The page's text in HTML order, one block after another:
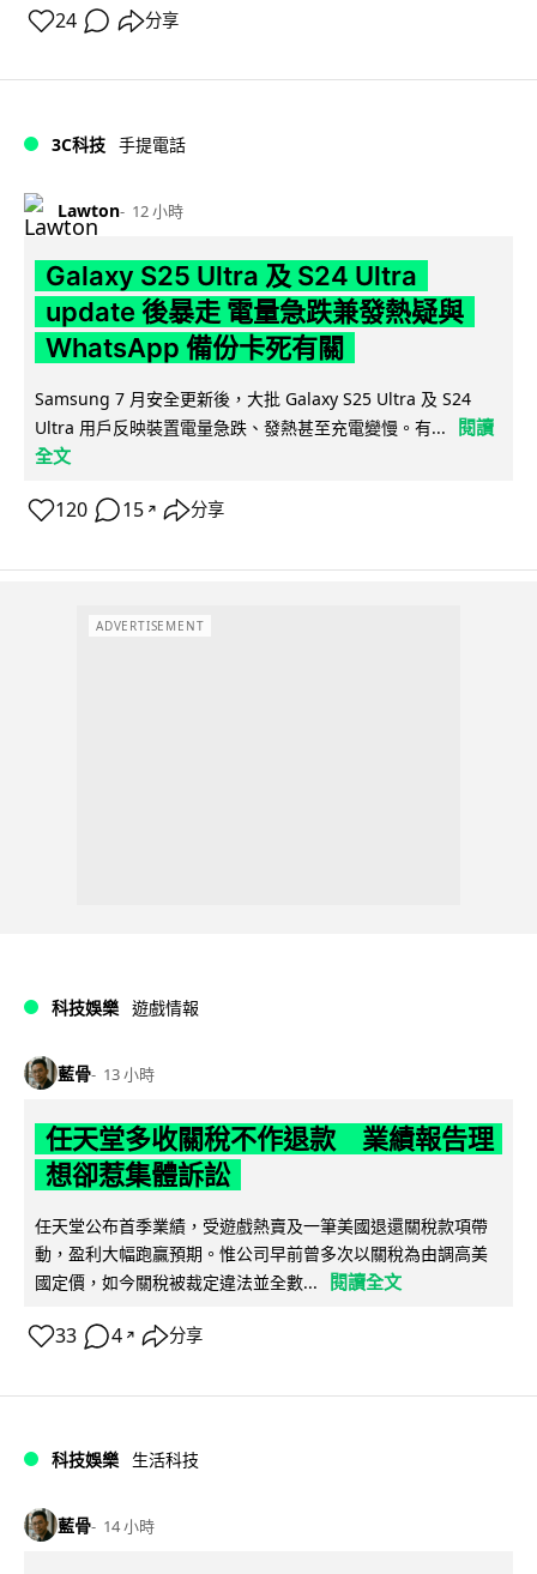
24 分享
3C科技 手提電話
Lawton 12 小時
Galaxy S25 Ultra 及 S24 Ultra
update 後暴走 電量急跌兼發熱疑與
WhatsApp 備份卡死有關
Samsung 7 月安全更新後，大批 Galaxy S25 Ultra 及 S24
Ultra 用戶反映裝置電量急跌、發熱甚至充電變慢。有...
閱讀
全文
120 15 ↗ 分享
ADVERTISEMENT
科技娛樂 遊戲情報
藍骨 13 小時
任天堂多收關稅不作退款 業績報告理
想卻惹集體訴訟
任天堂公布首季業績，受遊戲熱賣及一筆美國退還關稅款項帶
動，盈利大幅跑贏預期。惟公司早前曾多次以關稅為由調高美
國定價，如今關稅被裁定違法並全數...
閱讀全文
33 4 ↗ 分享
科技娛樂 生活科技
藍骨 14 小時